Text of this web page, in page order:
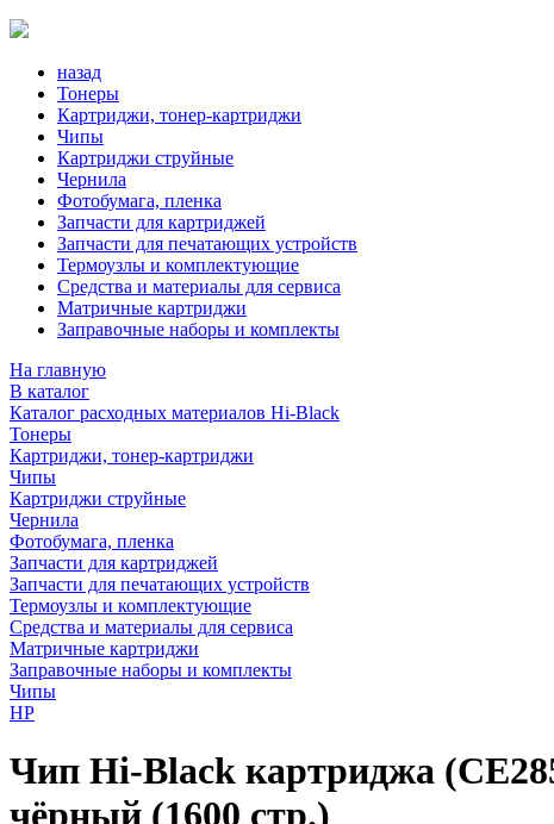
назад
Тонеры
Картриджи, тонер-картриджи
Чипы
Картриджи струйные
Чернила
Фотобумага, пленка
Запчасти для картриджей
Запчасти для печатающих устройств
Термоузлы и комплектующие
Средства и материалы для сервиса
Матричные картриджи
Заправочные наборы и комплекты
На главную
В каталог
Каталог расходных материалов Hi-Black
Тонеры
Картриджи, тонер-картриджи
Чипы
Картриджи струйные
Чернила
Фотобумага, пленка
Запчасти для картриджей
Запчасти для печатающих устройств
Термоузлы и комплектующие
Средства и материалы для сервиса
Матричные картриджи
Заправочные наборы и комплекты
Чипы
HP
Чип Hi-Black картриджа
чёрный (1600 стр.)